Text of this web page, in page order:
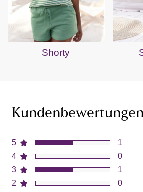
Shorty
Kundenbewertungen
5
4
3
2
1
0
1
0